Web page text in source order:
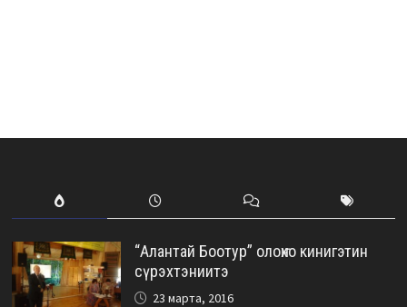
“Алантай Боотур” олоҥхо кинигэтин
сүрэхтэниитэ
23 марта, 2016